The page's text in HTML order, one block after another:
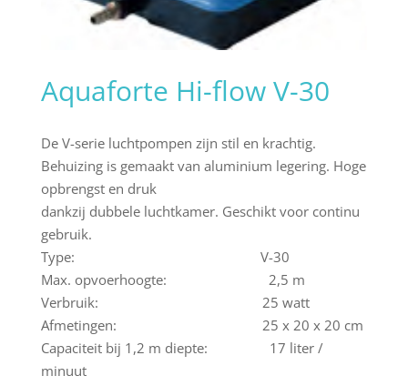
Aquaforte Hi-flow V-30
De V-serie luchtpompen zijn stil en krachtig.
Behuizing is gemaakt van aluminium legering. Hoge
opbrengst en druk
dankzij dubbele luchtkamer. Geschikt voor continu
gebruik.
Type: V-30
Max. opvoerhoogte: 2,5 m
Verbruik: 25 watt
Afmetingen: 25 x 20 x 20 cm
Capaciteit bij 1,2 m diepte: 17 liter /
minuut